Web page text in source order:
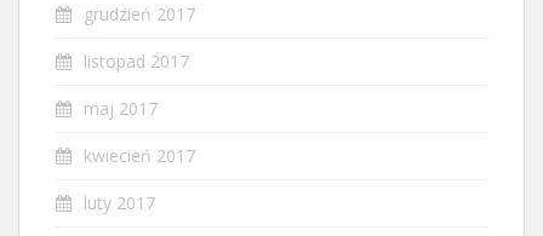
grudzień 2017
listopad 2017
maj 2017
kwiecień 2017
luty 2017